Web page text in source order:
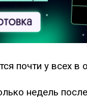
почти у всех в
недель